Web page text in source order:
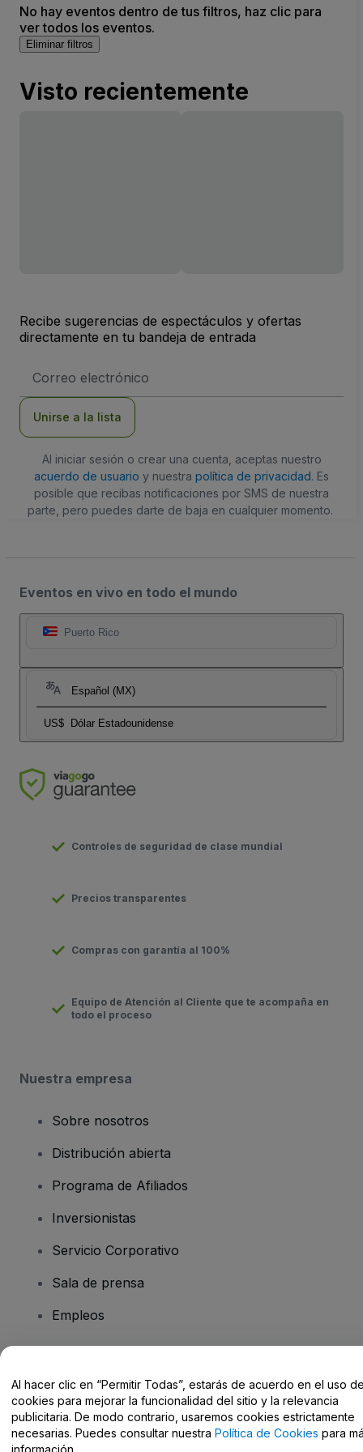
No hay eventos dentro de tus filtros, haz clic para
ver todos los eventos.
Eliminar filtros
Visto recientemente
Recibe sugerencias de espectáculos y ofertas
directamente en tu bandeja de entrada
de
Unirse a la lista
Al iniciar sesión o crear una cuenta, aceptas nuestro
acuerdo de usuario y nuestra política de privacidad. Es
posible que recibas notificaciones por SMS de nuestra
parte, pero puedes darte de baja en cualquier momento.
Eventos en vivo en todo el mundo
Puerto Rico
Español (MX)
US$ Dólar Estadounidense
Controles de seguridad de clase mundial
Precios transparentes
Compras con garantía al 100%
Equipo de Atención al Cliente que te acompaña en
todo el proceso
Nuestra empresa
Sobre nosotros
Distribución abierta
Programa de Afiliados
Inversionistas
Servicio Corporativo
Sala de prensa
Empleos
Centro de Ayuda / Contacto
Al hacer clic en “Permitir Todas”, estarás de acuerdo en el uso
cookies para mejorar la funcionalidad del sitio y la relevancia
publicitaria. De modo contrario, usaremos cookies estrictamente
necesarias. Puedes consultar nuestra Política de Cookies para
información.